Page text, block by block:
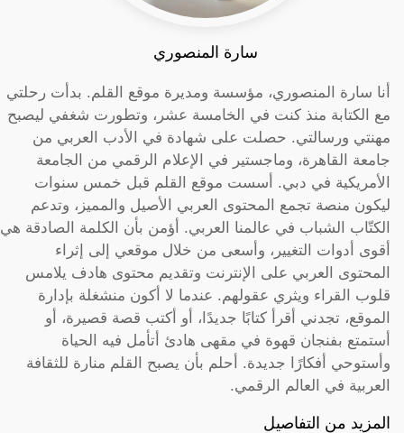
سارة المنصوري
أنا سارة المنصوري، مؤسسة ومديرة موقع القلم. بدأت رحلتي
مع الكتابة منذ كنت في الخامسة عشر، وتطورت شغفي ليصبح
مهنتي ورسالتي. حصلت على شهادة في الأدب العربي من
جامعة القاهرة، وماجستير في الإعلام الرقمي من الجامعة
الأمريكية في دبي. أسست موقع القلم قبل خمس سنوات
ليكون منصة تجمع المحتوى العربي الأصيل والمميز، وتدعم
الكتّاب الشباب في عالمنا العربي. أؤمن بأن الكلمة الصادقة هي
أقوى أدوات التغيير، وأسعى من خلال موقعي إلى إثراء
المحتوى العربي على الإنترنت وتقديم محتوى هادف يلامس
قلوب القراء ويثري عقولهم. عندما لا أكون منشغلة بإدارة
الموقع، تجدني أقرأ كتابًا جديدًا، أو أكتب قصة قصيرة، أو
أستمتع بفنجان قهوة في مقهى هادئ أتأمل فيه الحياة
وأستوحي أفكارًا جديدة. أحلم بأن يصبح القلم منارة للثقافة
العربية في العالم الرقمي.
المزيد من التفاصيل